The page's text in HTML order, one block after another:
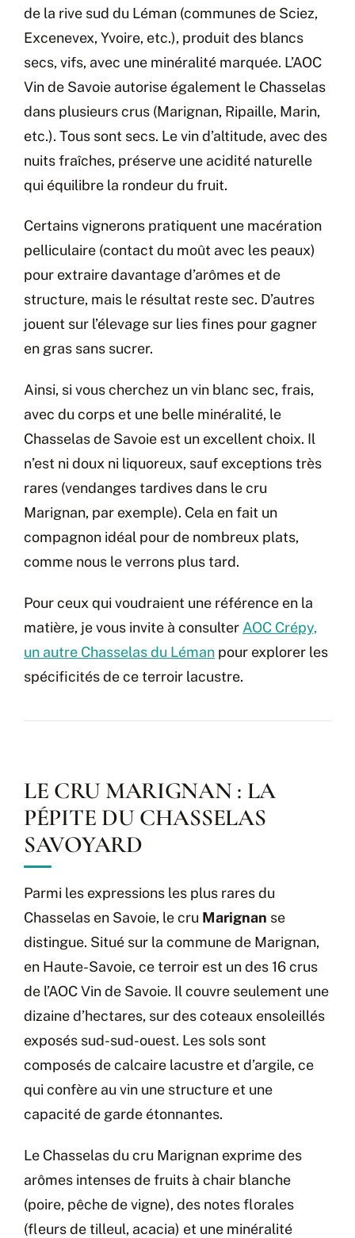
de la rive sud du Léman (communes de Sciez,
Excenevex, Yvoire, etc.), produit des blancs
secs, vifs, avec une minéralité marquée. L’AOC
Vin de Savoie autorise également le Chasselas
dans plusieurs crus (Marignan, Ripaille, Marin,
etc.). Tous sont secs. Le vin d’altitude, avec des
nuits fraîches, préserve une acidité naturelle
qui équilibre la rondeur du fruit.
Certains vignerons pratiquent une macération
pelliculaire (contact du moût avec les peaux)
pour extraire davantage d’arômes et de
structure, mais le résultat reste sec. D’autres
jouent sur l’élevage sur lies fines pour gagner
en gras sans sucrer.
Ainsi, si vous cherchez un vin blanc sec, frais,
avec du corps et une belle minéralité, le
Chasselas de Savoie est un excellent choix. Il
n’est ni doux ni liquoreux, sauf exceptions très
rares (vendanges tardives dans le cru
Marignan, par exemple). Cela en fait un
compagnon idéal pour de nombreux plats,
comme nous le verrons plus tard.
Pour ceux qui voudraient une référence en la
matière, je vous invite à consulter AOC Crépy,
un autre Chasselas du Léman pour explorer les
spécificités de ce terroir lacustre.
LE CRU MARIGNAN : LA
PÉPITE DU CHASSELAS
SAVOYARD
Parmi les expressions les plus rares du
Chasselas en Savoie, le cru Marignan se
distingue. Situé sur la commune de Marignan,
en Haute-Savoie, ce terroir est un des 16 crus
de l’AOC Vin de Savoie. Il couvre seulement une
dizaine d’hectares, sur des coteaux ensoleillés
exposés sud-sud-ouest. Les sols sont
composés de calcaire lacustre et d’argile, ce
qui confère au vin une structure et une
capacité de garde étonnantes.
Le Chasselas du cru Marignan exprime des
arômes intenses de fruits à chair blanche
(poire, pêche de vigne), des notes florales
(fleurs de tilleul, acacia) et une minéralité